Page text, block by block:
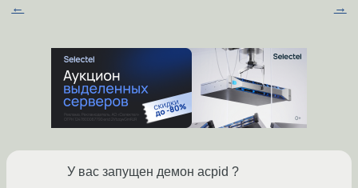
← →
У вас запущен демон acpid ?